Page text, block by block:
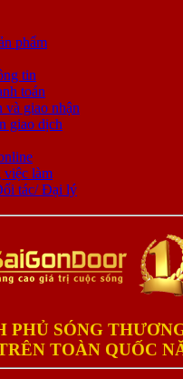
phẩm
tin
toán
và giao nhận
giao dịch
việc làm
tác/ Đại lý
PHỦ SÓNG
TOÀN QUỐC